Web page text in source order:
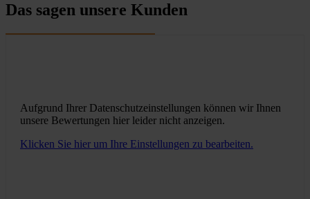
Das sagen unsere Kunden
Aufgrund Ihrer Datenschutzeinstellungen können wir Ihnen
unsere Bewertungen hier leider nicht anzeigen.
Klicken Sie hier um Ihre Einstellungen zu bearbeiten.